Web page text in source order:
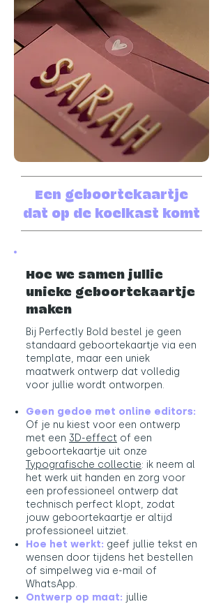
Een geboortekaartje
dat op de koelkast komt
Hoe we samen jullie
unieke geboortekaartje
maken
Bij Perfectly Bold bestel je geen
standaard geboortekaartje via een
template, maar een uniek
maatwerk ontwerp dat volledig
voor jullie wordt ontworpen.
Geen gedoe met online editors:
Of je nu kiest voor een ontwerp
met een 3D-effect ​ of een
geboortekaartje uit onze
Typografische collectie: ik neem al
het werk uit handen en zorg voor
een professioneel ontwerp dat
technisch perfect klopt, zodat
jouw geboortekaartje er altijd
professioneel uitziet.
Hoe het werkt: geef jullie tekst en
wensen door tijdens het bestellen
of simpelweg via e-mail of
WhatsApp.
Ontwerp op maat: jullie